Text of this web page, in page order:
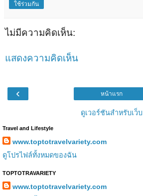
ใช้ร่วมกัน
ไม่มีความคิดเห็น:
แสดงความคิดเห็น
‹ หน้าแรก
ดูเวอร์ชันสำหรับเว็บ
Travel and Lifestyle
www.toptotravelvariety.com
ดูโปรไฟล์ทั้งหมดของฉัน
TOPTOTRAVARIETY
www.toptotravelvariety.com